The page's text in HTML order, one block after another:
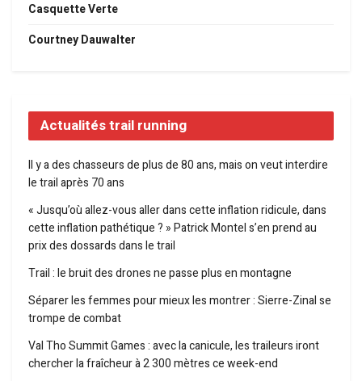
Casquette Verte
Courtney Dauwalter
Actualités trail running
Il y a des chasseurs de plus de 80 ans, mais on veut interdire
le trail après 70 ans
« Jusqu’où allez-vous aller dans cette inflation ridicule, dans
cette inflation pathétique ? » Patrick Montel s’en prend au
prix des dossards dans le trail
Trail : le bruit des drones ne passe plus en montagne
Séparer les femmes pour mieux les montrer : Sierre-Zinal se
trompe de combat
Val Tho Summit Games : avec la canicule, les traileurs iront
chercher la fraîcheur à 2 300 mètres ce week-end